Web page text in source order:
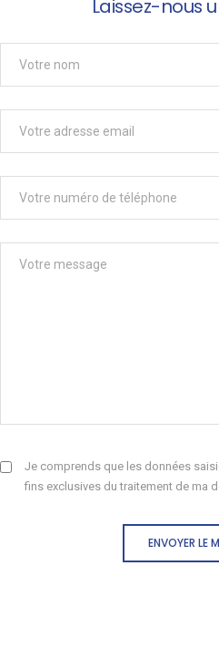
Laissez-nous
Je comprends que les données
fins exclusives du traitement de ma
ENVOYER LE